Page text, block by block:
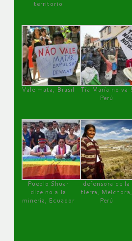
territorio
Vale mata, Brasil
Tía María no va !
Perú
Pueblo Shuar
dice no a la
minería, Ecuador
defensora de la
tierra, Melchora,
Perú